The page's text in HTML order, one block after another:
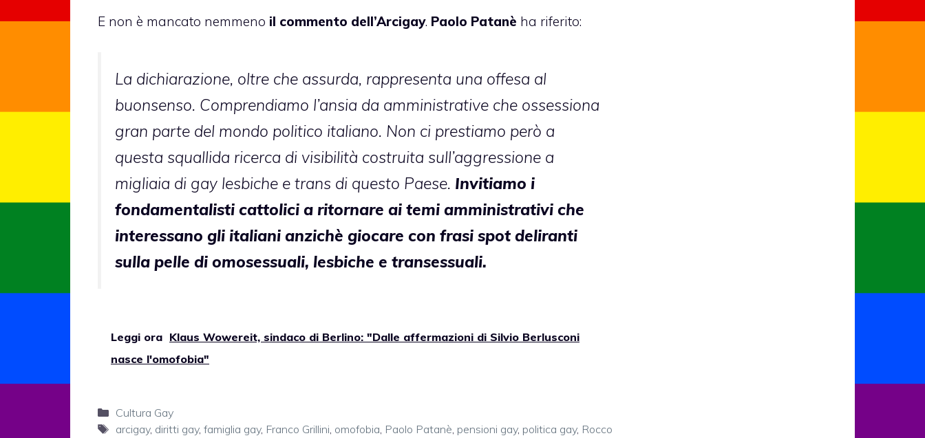
E non è mancato nemmeno il commento dell’Arcigay. Paolo Patanè ha riferito:
La dichiarazione, oltre che assurda, rappresenta una offesa al
buonsenso. Comprendiamo l’ansia da amministrative che ossessiona
gran parte del mondo politico italiano. Non ci prestiamo però a
questa squallida ricerca di visibilità costruita sull’aggressione a
migliaia di gay lesbiche e trans di questo Paese. Invitiamo i
fondamentalisti cattolici a ritornare ai temi amministrativi che
interessano gli italiani anzichè giocare con frasi spot deliranti
sulla pelle di omosessuali, lesbiche e transessuali.
Leggi ora Klaus Wowereit, sindaco di Berlino: "Dalle affermazioni di Silvio Berlusconi
nasce l'omofobia"
Categorie
Cultura Gay
Tag
arcigay, diritti gay, famiglia gay, Franco Grillini, omofobia, Paolo Patanè, pensioni gay, politica gay, Rocco